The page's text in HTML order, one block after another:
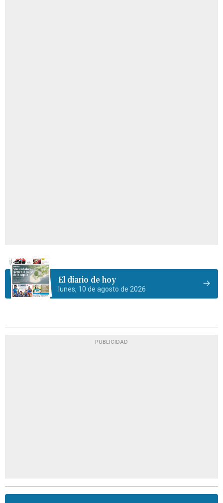
El diario de hoy
lunes, 10 de agosto de 2026
PUBLICIDAD